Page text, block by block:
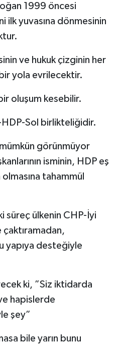
1999 öncesi
ilk yuvasına dönmesinin
ve hukuk çizginin her
yola evrilecektir.
oluşum kesebilir.
Sol birlikteliğidir.
görünmüyor
isminin, HDP eş
tahammül
süreç ülkenin CHP-İyi
yapıya desteğiyle
ki, ”Siz iktidarda
hapislerde
şey”
bile yarın bunu